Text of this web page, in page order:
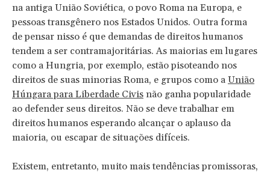
na antiga União Soviética, o povo Roma na Europa, e
pessoas transgênero nos Estados Unidos. Outra forma
de pensar nisso é que demandas de direitos humanos
tendem a ser contramajoritárias. As maiorias em lugares
como a Hungria, por exemplo, estão pisoteando nos
direitos de suas minorias Roma, e grupos como a União
Húngara para Liberdade Civis não ganha popularidade
ao defender seus direitos. Não se deve trabalhar em
direitos humanos esperando alcançar o aplauso da
maioria, ou escapar de situações difíceis.
Existem, entretanto, muito mais tendências promissoras,